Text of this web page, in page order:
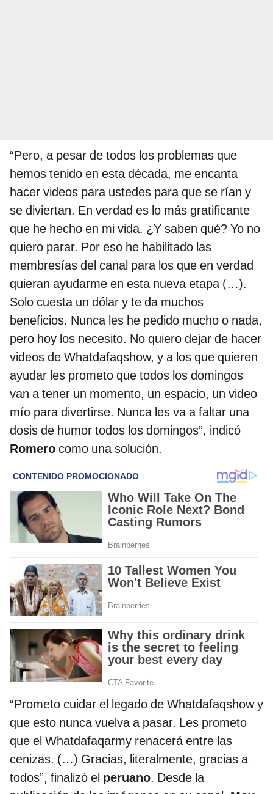
“Pero, a pesar de todos los problemas que
hemos tenido en esta década, me encanta
hacer videos para ustedes para que se rían y
se diviertan. En verdad es lo más gratificante
que he hecho en mi vida. ¿Y saben qué? Yo no
quiero parar. Por eso he habilitado las
membresías del canal para los que en verdad
quieran ayudarme en esta nueva etapa (…).
Solo cuesta un dólar y te da muchos
beneficios. Nunca les he pedido mucho o nada,
pero hoy los necesito. No quiero dejar de hacer
videos de Whatdafaqshow, y a los que quieren
ayudar les prometo que todos los domingos
van a tener un momento, un espacio, un video
mío para divertirse. Nunca les va a faltar una
dosis de humor todos los domingos”, indicó
Romero como una solución.
“Prometo cuidar el legado de Whatdafaqshow y
que esto nunca vuelva a pasar. Les prometo
que el Whatdafaqarmy renacerá entre las
cenizas. (…) Gracias, literalmente, gracias a
todos”, finalizó el peruano. Desde la